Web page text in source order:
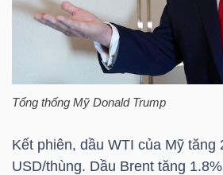
Tổng thống Mỹ Donald Trump
Kết phiên, dầu WTI của Mỹ tăng
USD/thùng. Dầu Brent tăng
HÀNG
TẾ